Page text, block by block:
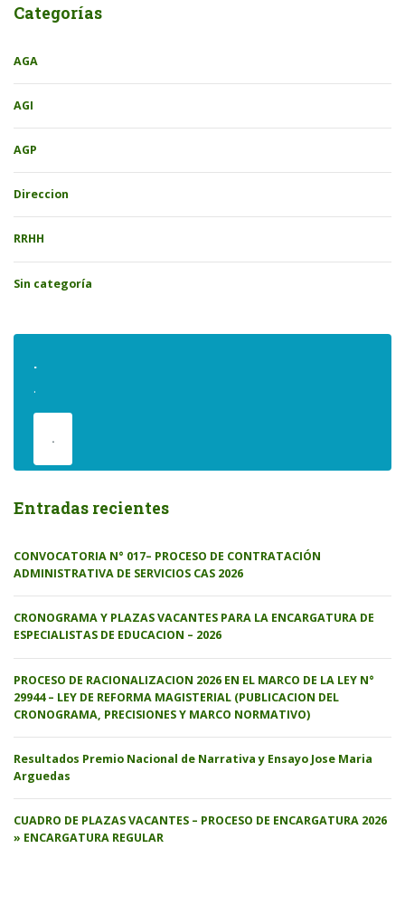
Categorías
AGA
AGI
AGP
Direccion
RRHH
Sin categoría
.
.
.
Entradas recientes
CONVOCATORIA N° 017– PROCESO DE CONTRATACIÓN
ADMINISTRATIVA DE SERVICIOS CAS 2026
CRONOGRAMA Y PLAZAS VACANTES PARA LA ENCARGATURA DE
ESPECIALISTAS DE EDUCACION – 2026
PROCESO DE RACIONALIZACION 2026 EN EL MARCO DE LA LEY N°
29944 – LEY DE REFORMA MAGISTERIAL (PUBLICACION DEL
CRONOGRAMA, PRECISIONES Y MARCO NORMATIVO)
Resultados Premio Nacional de Narrativa y Ensayo Jose Maria
Arguedas
CUADRO DE PLAZAS VACANTES – PROCESO DE ENCARGATURA 2026
» ENCARGATURA REGULAR